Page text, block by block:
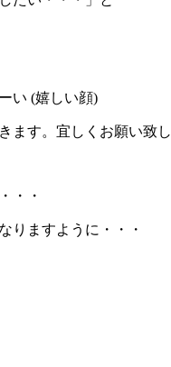
ます。宜しくお願い致し
・・
りますように・・・